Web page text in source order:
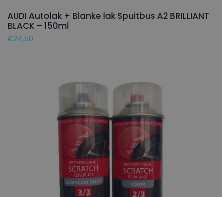
AUDI Autolak + Blanke lak Spuitbus A2 BRILLIANT
BLACK – 150ml
€24,50